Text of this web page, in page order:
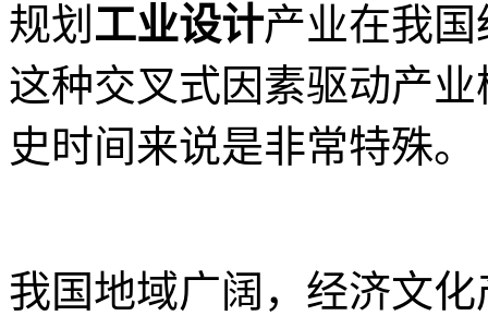
规划 工业设计产业在我
这种交叉式因素驱动产业
史时间来说是非常特殊。
我国地域广阔，经济文